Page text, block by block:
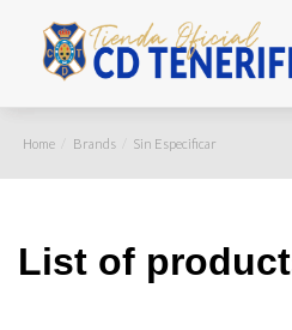
Home Brands Sin Especificar
List of